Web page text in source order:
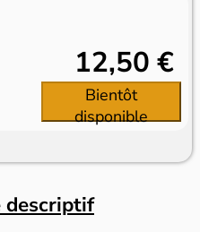
12,50 €
Bientôt
disponible
descriptif